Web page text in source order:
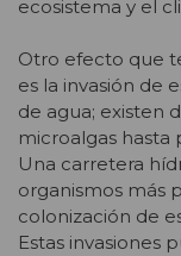
ecosistema y el
Otro efecto que
es la invasión de
de agua; existen
microalgas hasta
Una carretera
organismos más
colonización de
Estas invasiones